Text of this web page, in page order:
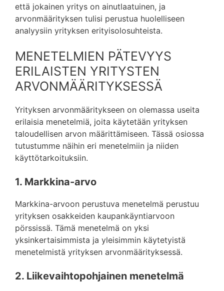
että jokainen yritys on ainutlaatuinen, ja
arvonmäärityksen tulisi perustua huolelliseen
analyysiin yrityksen erityisolosuhteista.
MENETELMIEN PÄTEVYYS
ERILAISTEN YRITYSTEN
ARVONMÄÄRITYKSESSÄ
Yrityksen arvonmääritykseen on olemassa useita
erilaisia menetelmiä, joita käytetään yrityksen
taloudellisen arvon määrittämiseen. Tässä osiossa
tutustumme näihin eri menetelmiin ja niiden
käyttötarkoituksiin.
1. Markkina-arvo
Markkina-arvoon perustuva menetelmä perustuu
yrityksen osakkeiden kaupankäyntiarvoon
pörssissä. Tämä menetelmä on yksi
yksinkertaisimmista ja yleisimmin käytetyistä
menetelmistä yrityksen arvonmäärityksessä.
2. Liikevaihtopohjainen menetelmä